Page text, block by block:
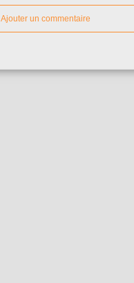
Ajouter un commentaire